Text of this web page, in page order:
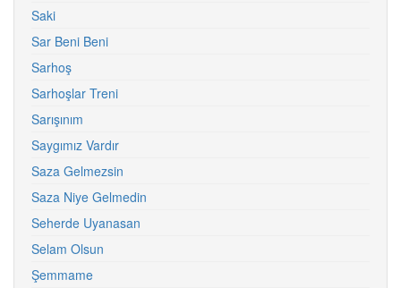
Saki
Sar Beni Beni
Sarhoş
Sarhoşlar Treni
Sarışınım
Saygımız Vardır
Saza Gelmezsin
Saza Niye Gelmedin
Seherde Uyanasan
Selam Olsun
Şemmame